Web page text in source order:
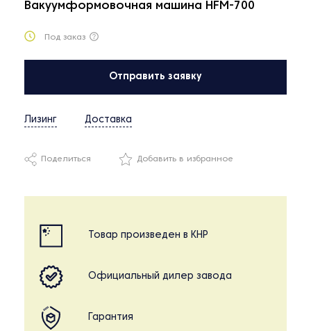
Вакуумформовочная машина HFM-700
Под заказ
Отправить заявку
Лизинг Доставка
Поделиться Добавить в избранное
Товар произведен в КНР
Официальный дилер завода
Гарантия